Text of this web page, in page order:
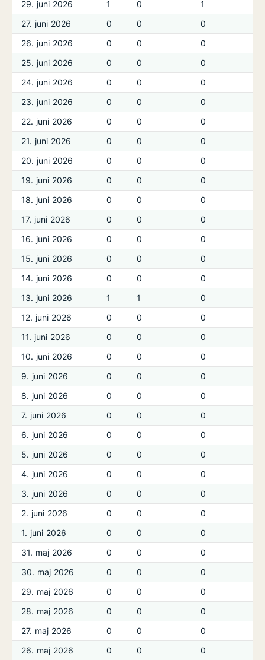
29. juni 2026 1 0
1
27. juni 2026
0 0
0
26. juni 2026
0 0
0
25. juni 2026
0 0
0
24. juni 2026
0 0
0
23. juni 2026
0 0
0
22. juni 2026
0 0
0
21. juni 2026
0 0
0
20. juni 2026
0 0
0
19. juni 2026
0 0
0
18. juni 2026
0 0
0
17. juni 2026
0 0
0
16. juni 2026
0 0
0
15. juni 2026
0 0
0
14. juni 2026
0 0
0
13. juni 2026
1 1
0
12. juni 2026
0 0
0
11. juni 2026
0 0
0
10. juni 2026
0 0
0
9. juni 2026
0 0
0
8. juni 2026
0 0
0
7. juni 2026
0 0
0
6. juni 2026
0 0
0
5. juni 2026
0 0
0
4. juni 2026
0 0
0
3. juni 2026
0 0
0
2. juni 2026
0 0
0
1. juni 2026
0 0
0
31. maj 2026
0 0
0
30. maj 2026
0 0
0
29. maj 2026
0 0
0
28. maj 2026
0 0
0
27. maj 2026
0 0
0
26. maj 2026
0 0
0